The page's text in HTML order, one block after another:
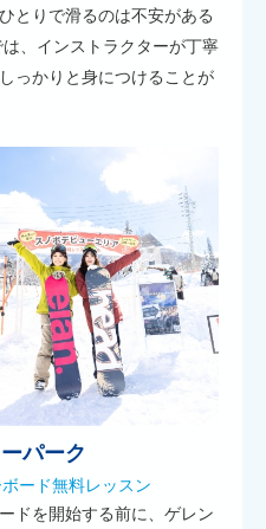
とりで滑るのは不安がある
、インストラクターが丁寧
っかりと身につけることが
パーク
ード無料レッスン
ドを開始する前に、ゲレン